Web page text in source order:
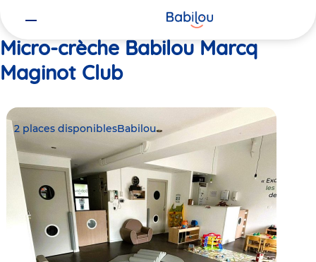
Micro-crèche Babilou Marcq
Maginot Club
2 places disponiblesBabilou